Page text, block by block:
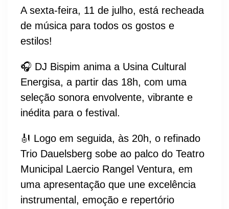
A sexta-feira, 11 de julho, está recheada
de música para todos os gostos e
estilos!
🎧 DJ Bispim anima a Usina Cultural
Energisa, a partir das 18h, com uma
seleção sonora envolvente, vibrante e
inédita para o festival.
🎻 Logo em seguida, às 20h, o refinado
Trio Dauelsberg sobe ao palco do Teatro
Municipal Laercio Rangel Ventura, em
uma apresentação que une excelência
instrumental, emoção e repertório